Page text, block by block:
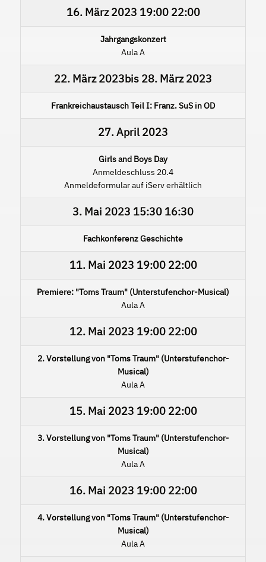
16. März 2023 19:00 22:00
Jahrgangskonzert
Aula A
22. März 2023bis 28. März 2023
Frankreichaustausch Teil I: Franz. SuS in OD
27. April 2023
Girls and Boys Day
Anmeldeschluss 20.4
Anmeldeformular auf iServ erhältlich
3. Mai 2023 15:30 16:30
Fachkonferenz Geschichte
11. Mai 2023 19:00 22:00
Premiere: "Toms Traum" (Unterstufenchor-Musical)
Aula A
12. Mai 2023 19:00 22:00
2. Vorstellung von "Toms Traum" (Unterstufenchor-
Musical)
Aula A
15. Mai 2023 19:00 22:00
3. Vorstellung von "Toms Traum" (Unterstufenchor-
Musical)
Aula A
16. Mai 2023 19:00 22:00
4. Vorstellung von "Toms Traum" (Unterstufenchor-
Musical)
Aula A